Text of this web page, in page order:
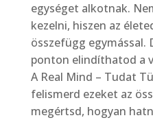
egységet alkotnak.
kezelni, hiszen az
összefügg egymással.
ponton elindíthatod a
A Real Mind – Tudat
felismerd ezeket az
megértsd, hogyan